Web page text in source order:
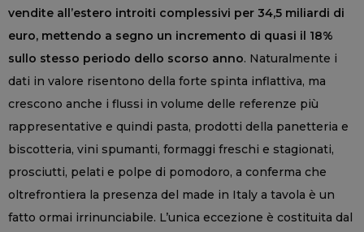
vendite all’estero introiti complessivi per 34,5 miliardi di
euro, mettendo a segno un incremento di quasi il 18%
sullo stesso periodo dello scorso anno. Naturalmente i
dati in valore risentono della forte spinta inflattiva, ma
crescono anche i flussi in volume delle referenze più
rappresentative e quindi pasta, prodotti della panetteria e
biscotteria, vini spumanti, formaggi freschi e stagionati,
prosciutti, pelati e polpe di pomodoro, a conferma che
oltrefrontiera la presenza del made in Italy a tavola è un
fatto ormai irrinunciabile. L’unica eccezione è costituita dal